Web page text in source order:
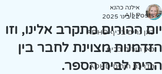
All Posts
כאן גרים בכיף ADHD
כאן הורים בכיף
הדרכת הורים ADHD
יום ההורים מתקרב אלינו, וזו
הזדמנות מצוינת לחבר בין
הבית לבית הספר.
אילנה כהנא
22 בינו׳ 2025